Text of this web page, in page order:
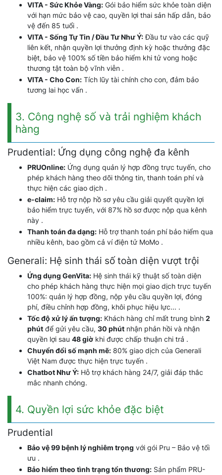
VITA - Sức Khỏe Vàng: Gói bảo hiểm sức khỏe toàn diện
với hạn mức bảo vệ cao, quyền lợi thai sản hấp dẫn, bảo
vệ đến 85 tuổi .
VITA - Sống Tự Tin / Đầu Tư Như Ý:Đầu tư vào các quỹ
liên kết, nhận quyền lợi thưởng định kỳ hoặc thưởng đặc
biệt, bảo vệ 100% số tiền bảo hiểm khi tử vong hoặc
thương tật toàn bộ vĩnh viễn .
VITA - Cho Con: Tích lũy tài chính cho con, đảm bảo
tương lai học vấn .
3. Công nghệ số và trải nghiệm khách
hàng
Prudential: Ứng dụng công nghệ đa kênh
PRUOnline: Ứng dụng quản lý hợp đồng trực tuyến, cho
phép khách hàng theo dõi thông tin, thanh toán phí và
thực hiện các giao dịch .
e-claim: Hỗ trợ nộp hồ sơ yêu cầu giải quyết quyền lợi
bảo hiểm trực tuyến, với 87% hồ sơ được nộp qua kênh
này .
Thanh toán đa dạng: Hỗ trợ thanh toán phí bảo hiểm qua
nhiều kênh, bao gồm cả ví điện tử MoMo .
Generali: Hệ sinh thái số toàn diện vượt trội
Ứng dụng GenVita: Hệ sinh thái kỹ thuật số toàn diện
cho phép khách hàng thực hiện mọi giao dịch trực tuyến
100%: quản lý hợp đồng, nộp yêu cầu quyền lợi, đóng
phí, điều chỉnh hợp đồng, khôi phục hiệu lực... .
Tốc độ xử lý ấn tượng: Khách hàng chỉ mất trung bình 2
phút để gửi yêu cầu, 30 phút nhận phản hồi và nhận
quyền lợi sau 48 giờ khi được chấp thuận chi trả .
Chuyển đổi số mạnh mẽ: 80% giao dịch của Generali
Việt Nam được thực hiện trực tuyến .
Chatbot Như Ý: Hỗ trợ khách hàng 24/7, giải đáp thắc
mắc nhanh chóng.
4. Quyền lợi sức khỏe đặc biệt
Prudential
Bảo vệ 99 bệnh lý nghiêm trọng với gói Pru – Bảo vệ tối
ưu .
Bảo hiểm theo tình trạng tổn thương: Sản phẩm PRU-